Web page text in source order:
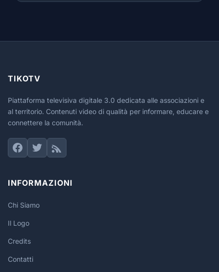
TIKOTV
Piattaforma televisiva digitale 3.0 dedicata alle associazioni e
al territorio. Contenuti video di qualità per informare, educare e
connettere la comunità.
INFORMAZIONI
Chi Siamo
Il Logo
Credits
Contatti